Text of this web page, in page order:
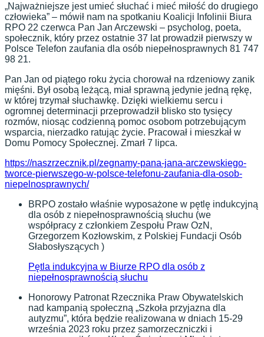
„Najważniejsze jest umieć słuchać i mieć miłość do drugiego
człowieka” – mówił nam na spotkaniu Koalicji Infolinii Biura
RPO 22 czerwca Pan Jan Arczewski – psycholog, poeta,
społecznik, który przez ostatnie 37 lat prowadził pierwszy w
Polsce Telefon zaufania dla osób niepełnosprawnych 81 747
98 21.
Pan Jan od piątego roku życia chorował na rdzeniowy zanik
mięśni. Był osobą leżącą, miał sprawną jedynie jedną rękę,
w której trzymał słuchawkę. Dzięki wielkiemu sercu i
ogromnej determinacji przeprowadził blisko sto tysięcy
rozmów, niosąc codzienną pomoc osobom potrzebującym
wsparcia, nierzadko ratując życie. Pracował i mieszkał w
Domu Pomocy Społecznej. Zmarł 7 lipca.
https://naszrzecznik.pl/zegnamy-pana-jana-arczewskiego-
tworce-pierwszego-w-polsce-telefonu-zaufania-dla-osob-
niepelnosprawnych/
BRPO zostało właśnie wyposażone w pętlę indukcyjną
dla osób z niepełnosprawnością słuchu (we
współpracy z członkiem Zespołu Praw OzN,
Grzegorzem Kozłowskim, z Polskiej Fundacji Osób
Słabosłyszących )
Pętla indukcyjna w Biurze RPO dla osób z
niepełnosprawnością słuchu
Honorowy Patronat Rzecznika Praw Obywatelskich
nad kampanią społeczną „Szkoła przyjazna dla
autyzmu”, która będzie realizowana w dniach 15-29
września 2023 roku przez samorzeczniczki i